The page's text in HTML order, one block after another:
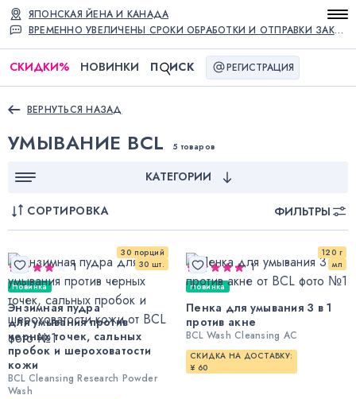
ВРЕМЕННО УВЕЛИЧЕНЫ СРОКИ ОБРАБОТКИ И ОТПРАВКИ ЗАКАЗОВ
ЯПОНСКАЯ ЙЕНА И КАНАДА
СКИДКИ% НОВИНКИ П ИСК РЕГИСТРАЦИЯ
ВЕРНУТЬСЯ НАЗАД
УМЫВАНИЕ BCL 5 товаров
КАТЕГОРИИ
СОРТИРОВКА ФИЛЬТРЫ
30 порций
30 шт.
1
Новинка
Энзимная пудра
для умывания против
черных точек, сальных
пробок и шероховатости
кожи
BCL Cleansing Research Powder
Wash
120 г
мл
1
Новинка
Пенка для умывания 3 в 1
против акне
BCL Wash Cleansing AC
СКИДКА НА ДОСТАВКУ:
¥ 60